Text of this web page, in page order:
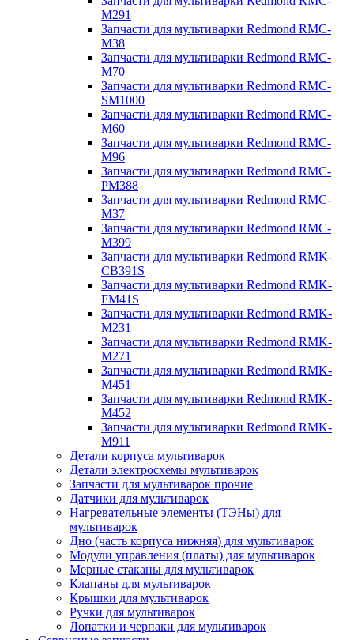
M291
Запчасти для мультиварки Redmond RMC-
M38
Запчасти для мультиварки Redmond RMC-
M70
Запчасти для мультиварки Redmond RMC-
SM1000
Запчасти для мультиварки Redmond RMC-
M60
Запчасти для мультиварки Redmond RMC-
M96
Запчасти для мультиварки Redmond RMC-
PM388
Запчасти для мультиварки Redmond RMC-
M37
Запчасти для мультиварки Redmond RMC-
M399
Запчасти для мультиварки Redmond RMK-
CB391S
Запчасти для мультиварки Redmond RMK-
FM41S
Запчасти для мультиварки Redmond RMK-
M231
Запчасти для мультиварки Redmond RMK-
M271
Запчасти для мультиварки Redmond RMK-
M451
Запчасти для мультиварки Redmond RMK-
M452
Запчасти для мультиварки Redmond RMK-
M911
Детали корпуса мультиварок
Детали электросхемы мультиварок
Запчасти для мультиварок прочие
Датчики для мультиварок
Нагревательные элементы (ТЭНы) для
мультиварок
Дно (часть корпуса нижняя) для мультиварок
Модули управления (платы) для мультиварок
Мерные стаканы для мультиварок
Клапаны для мультиварок
Крышки для мультиварок
Ручки для мультиварок
Лопатки и черпаки для мультиварок